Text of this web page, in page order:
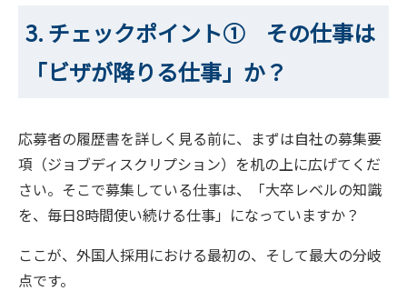
3. チェックポイント① その仕事は
「ビザが降りる仕事」か？
応募者の履歴書を詳しく見る前に、まずは自社の募集要
項（ジョブディスクリプション）を机の上に広げてくだ
さい。そこで募集している仕事は、「大卒レベルの知識
を、毎日8時間使い続ける仕事」になっていますか？
ここが、外国人採用における最初の、そして最大の分岐
点です。